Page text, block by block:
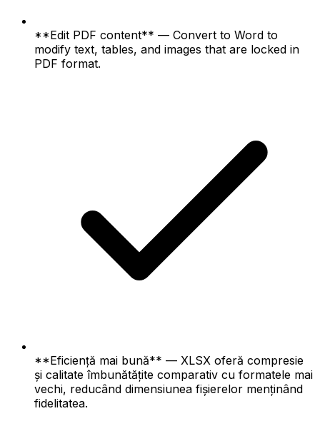
**Edit PDF content** — Convert to Word to
modify text, tables, and images that are locked in
PDF format.
**Eficiență mai bună** — XLSX oferă compresie
și calitate îmbunătățite comparativ cu formatele mai
vechi, reducând dimensiunea fișierelor menținând
fidelitatea.